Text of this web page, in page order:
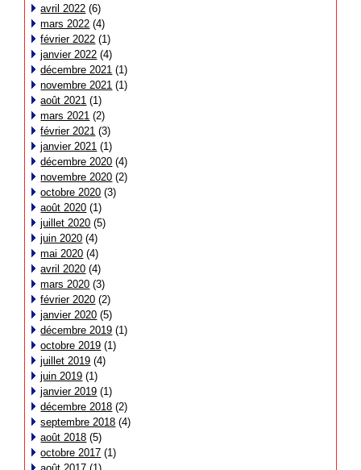
avril 2022 (6)
mars 2022 (4)
février 2022 (1)
janvier 2022 (4)
décembre 2021 (1)
novembre 2021 (1)
août 2021 (1)
mars 2021 (2)
février 2021 (3)
janvier 2021 (1)
décembre 2020 (4)
novembre 2020 (2)
octobre 2020 (3)
août 2020 (1)
juillet 2020 (5)
juin 2020 (4)
mai 2020 (4)
avril 2020 (4)
mars 2020 (3)
février 2020 (2)
janvier 2020 (5)
décembre 2019 (1)
octobre 2019 (1)
juillet 2019 (4)
juin 2019 (1)
janvier 2019 (1)
décembre 2018 (2)
septembre 2018 (4)
août 2018 (5)
octobre 2017 (1)